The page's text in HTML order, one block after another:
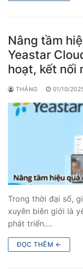
Nâng tầm
Yeastar
hoạt, kết nối
THẮNG 01/10/
Trong thời đại số,
xuyên biên giới là
phát triển.…
ĐỌC THÊM ←